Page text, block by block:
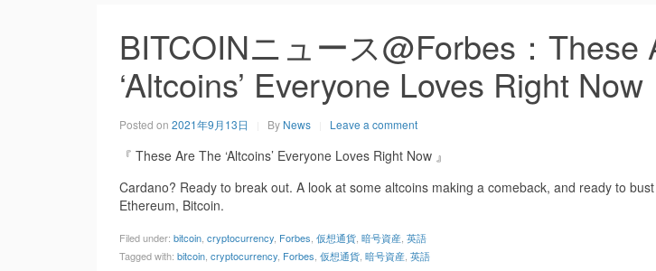
BITCOINニュース@Forbes：These
‘Altcoins’ Everyone Loves Right Now
Posted on 2021年9月13日 By News Leave a comment
『 These Are The ‘Altcoins’ Everyone Loves Right Now 』
Cardano? Ready to break out. A look at some altcoins making a comeback, and ready to
Ethereum, Bitcoin.
Filed under: bitcoin cryptocurrency Forbes 仮想通貨 暗号資産 英語
Tagged with: bitcoin cryptocurrency Forbes 仮想通貨 暗号資産 英語